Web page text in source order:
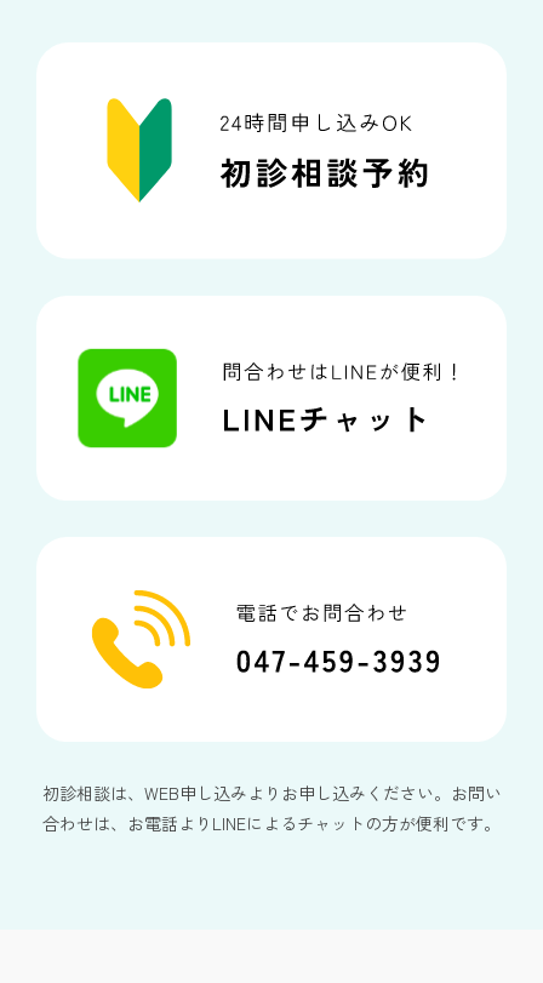
初診相談は、WEB申し込みよりお申し込みください。お問い
合わせは、お電話よりLINEによるチャットの方が便利です。